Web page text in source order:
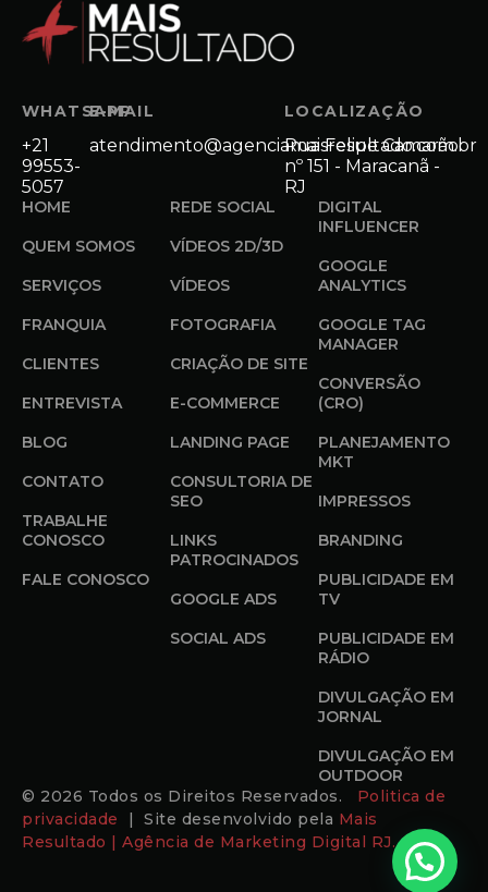
WHATSAPP
+21
99553-
5057
E-MAIL
atendimento@agenciamaisresultado.com.br
LOCALIZAÇÃO
Rua Felipe Camarão
nº 151 - Maracanã -
RJ
HOME
QUEM SOMOS
SERVIÇOS
FRANQUIA
CLIENTES
ENTREVISTA
BLOG
CONTATO
TRABALHE
CONOSCO
FALE CONOSCO
REDE SOCIAL
VÍDEOS 2D/3D
VÍDEOS
FOTOGRAFIA
CRIAÇÃO DE SITE
E-COMMERCE
LANDING PAGE
CONSULTORIA DE
SEO
LINKS
PATROCINADOS
GOOGLE ADS
SOCIAL ADS
DIGITAL
INFLUENCER
GOOGLE
ANALYTICS
GOOGLE TAG
MANAGER
CONVERSÃO
(CRO)
PLANEJAMENTO
MKT
IMPRESSOS
BRANDING
PUBLICIDADE EM
TV
PUBLICIDADE EM
RÁDIO
DIVULGAÇÃO EM
JORNAL
DIVULGAÇÃO EM
OUTDOOR
© 2026 Todos os Direitos Reservados. Politica de
privacidade
| Site desenvolvido pela Mais
Resultado | Agência de Marketing Digital RJ.